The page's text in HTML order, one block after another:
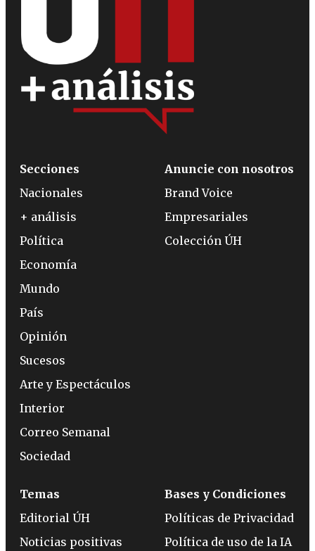
Secciones
Nacionales
+ análisis
Política
Economía
Mundo
País
Opinión
Sucesos
Arte y Espectáculos
Interior
Correo Semanal
Sociedad
Anuncie con nosotros
Brand Voice
Empresariales
Colección ÚH
Temas
Editorial ÚH
Noticias positivas
Bases y Condiciones
Políticas de Privacidad
Política de uso de la IA